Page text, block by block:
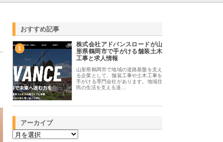
おすすめ記事
1
株式会社アドバンスロードが山
形県鶴岡市で手がける舗装土木
工事と求人情報
山形県鶴岡市で地域の道路基盤を支え
る企業として、舗装工事や土木工事を
手がける専門会社があります。地域住
民の生活を支える道…
アーカイブ